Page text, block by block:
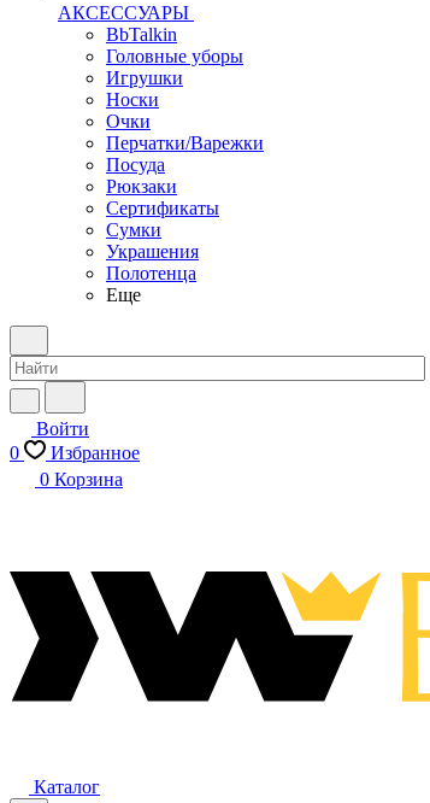
АКСЕССУАРЫ
BbTalkin
Головные уборы
Игрушки
Носки
Очки
Перчатки/Варежки
Посуда
Рюкзаки
Сертификаты
Сумки
Украшения
Полотенца
Еще
Войти
0
Избранное
0 Корзина
Каталог